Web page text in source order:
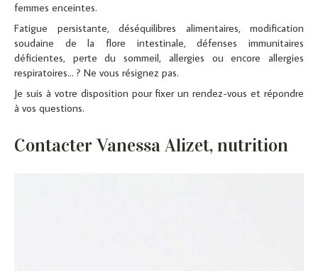
femmes enceintes.
Fatigue persistante, déséquilibres alimentaires, modification
soudaine de la flore intestinale, défenses immunitaires
déficientes, perte du sommeil, allergies ou encore allergies
respiratoires... ? Ne vous résignez pas.
Je suis à votre disposition pour fixer un rendez-vous et répondre
à vos questions.
Contacter Vanessa Alizet, nutrition